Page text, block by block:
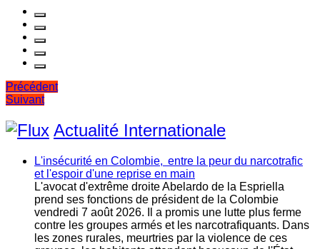
Navigation
de
l’article
Précédent
Suivant
Actualité Internationale
L'insécurité en Colombie, entre la peur du narcotrafic
et l'espoir d'une reprise en main
L'avocat d'extrême droite Abelardo de la Espriella
prend ses fonctions de président de la Colombie
vendredi 7 août 2026. Il a promis une lutte plus ferme
contre les groupes armés et les narcotrafiquants. Dans
les zones rurales, meurtries par la violence de ces